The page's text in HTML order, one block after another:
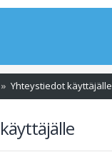
Yhteystiedot käyttäjälle